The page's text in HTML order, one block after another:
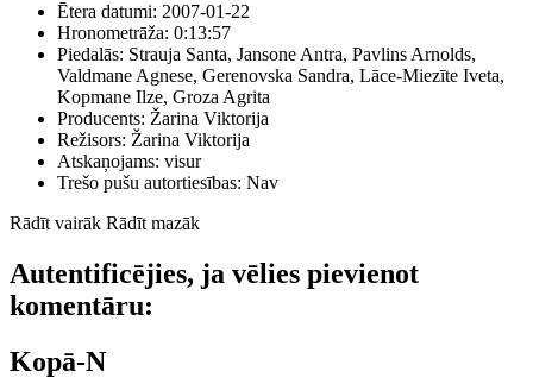
Ētera datumi: 2007-01-22
Hronometrāža: 0:13:57
Piedalās: Strauja Santa, Jansone Antra, Pavlins Arnolds,
Valdmane Agnese, Gerenovska Sandra, Lāce-Miezīte Iveta,
Kopmane Ilze, Groza Agrita
Producents: Žarina Viktorija
Režisors: Žarina Viktorija
Atskaņojams: visur
Trešo pušu autortiesības: Nav
Rādīt vairāk Rādīt mazāk
Autentificējies, ja vēlies pievienot
komentāru:
Kopā-N